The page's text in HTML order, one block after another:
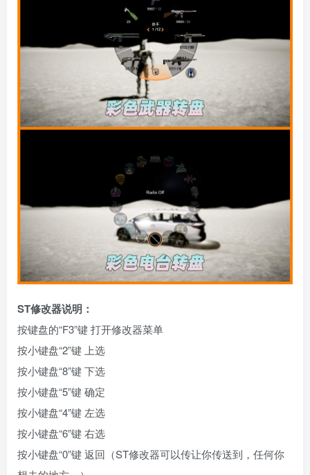
ST修改器说明：
按键盘的“F3”键 打开修改器菜单
按小键盘“2”键 上选
按小键盘“8”键 下选
按小键盘“5”键 确定
按小键盘“4”键 左选
按小键盘“6”键 右选
按小键盘“0”键 返回（ST修改器可以传让你传送到，任何你